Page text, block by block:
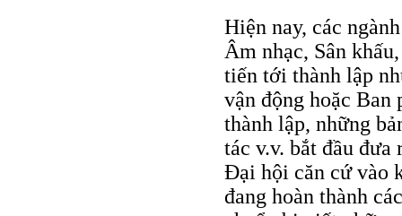
Hiện nay, các
Âm nhạc, Sân
tiến tới thành lập
vận động hoặc Ban
thành lập, những
tác v.v. bắt đầu
Đại hội căn cứ vào
đang hoàn thành